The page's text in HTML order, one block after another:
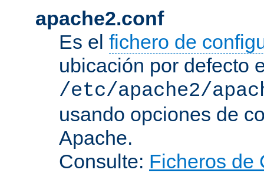
apache2.conf
Es el fichero de
ubicación por defecto
/etc/apache2/
usando opciones de
Apache.
Consulte: Ficheros de